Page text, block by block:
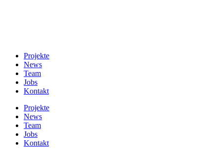
Projekte
News
Team
Jobs
Kontakt
Projekte
News
Team
Jobs
Kontakt